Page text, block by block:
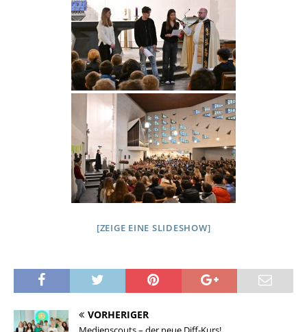
[ZEIGE EINE SLIDESHOW]
VORHERIGER